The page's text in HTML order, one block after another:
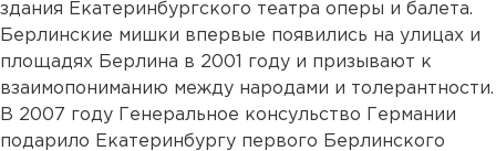
здания Екатеринбургского театра оперы и балета.
Берлинские мишки впервые появились на улицах и
площадях Берлина в 2001 году и призывают к
взаимопониманию между народами и толерантности.
В 2007 году Генеральное консульство Германии
подарило Екатеринбургу первого Берлинского